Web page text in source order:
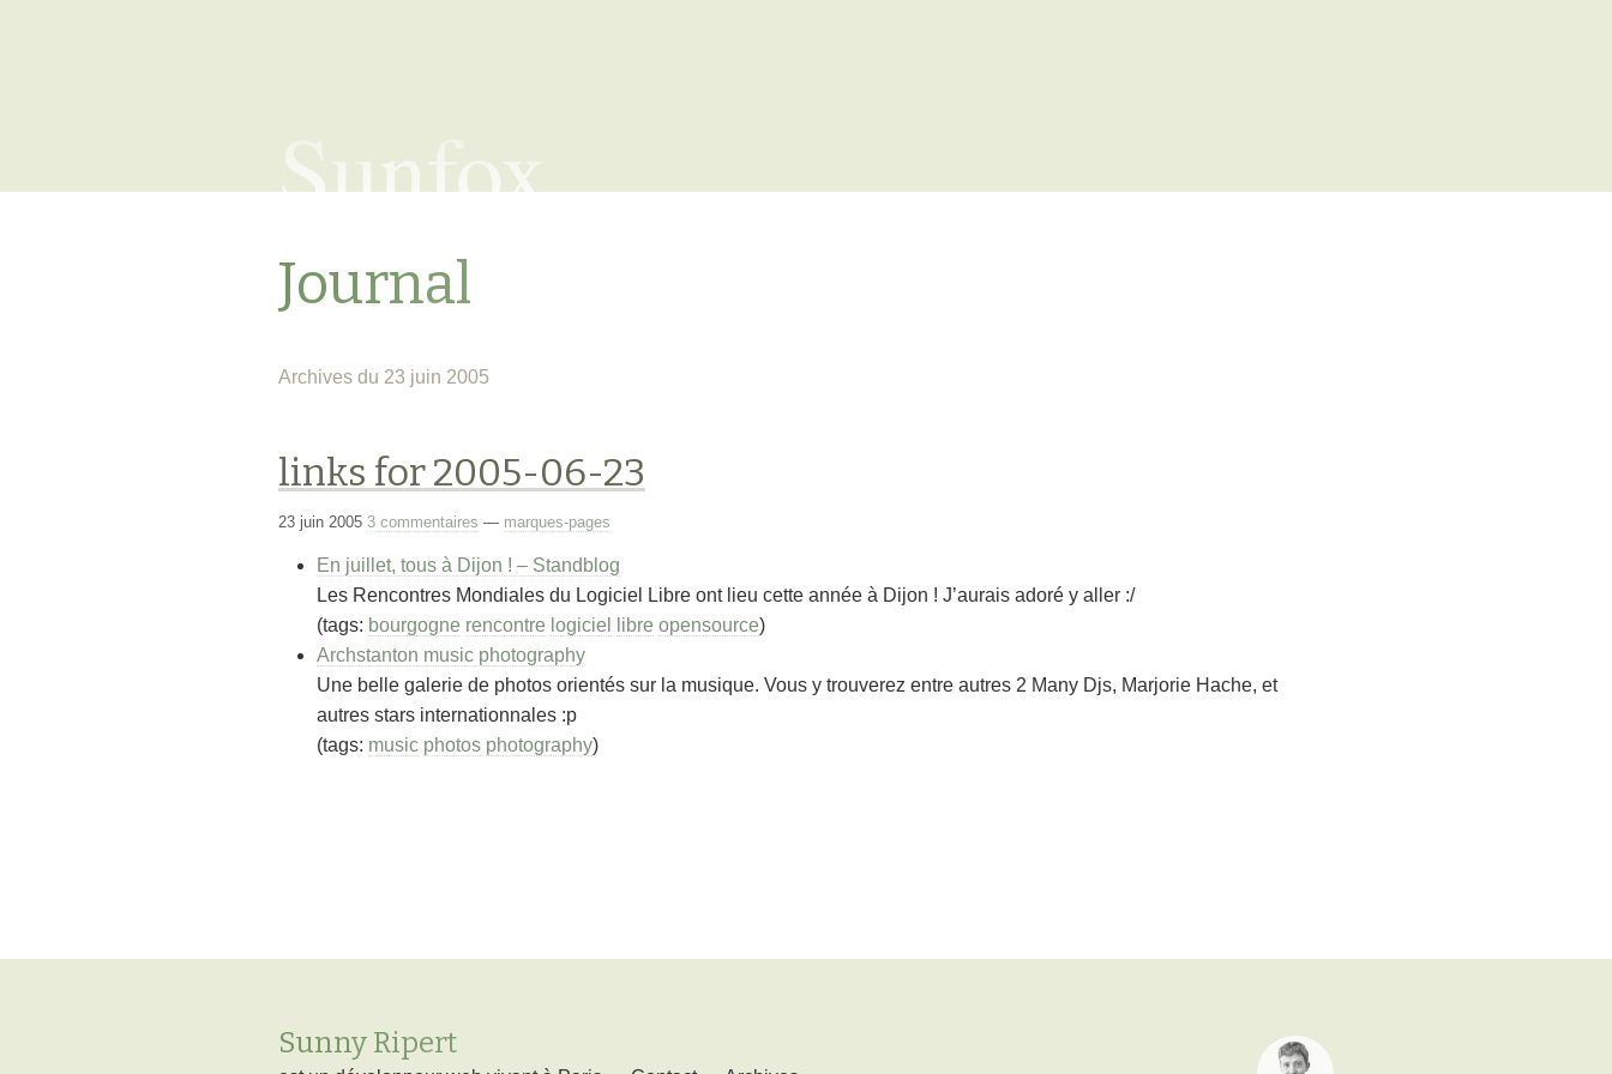
Sunfox
Journal
Archives du 23 juin 2005
links for 2005-06-23
23 juin 2005 3 commentaires — marques-pages
En juillet, tous à Dijon ! – Standblog
Les Rencontres Mondiales du Logiciel Libre ont lieu cette année à Dijon ! J’aurais adoré y aller :/
(tags: bourgogne rencontre logiciel libre opensource)
Archstanton music photography
Une belle galerie de photos orientés sur la musique. Vous y trouverez entre autres 2 Many Djs, Marjorie Hache, et
autres stars internationnales :p
(tags: music photos photography)
Sunny Ripert